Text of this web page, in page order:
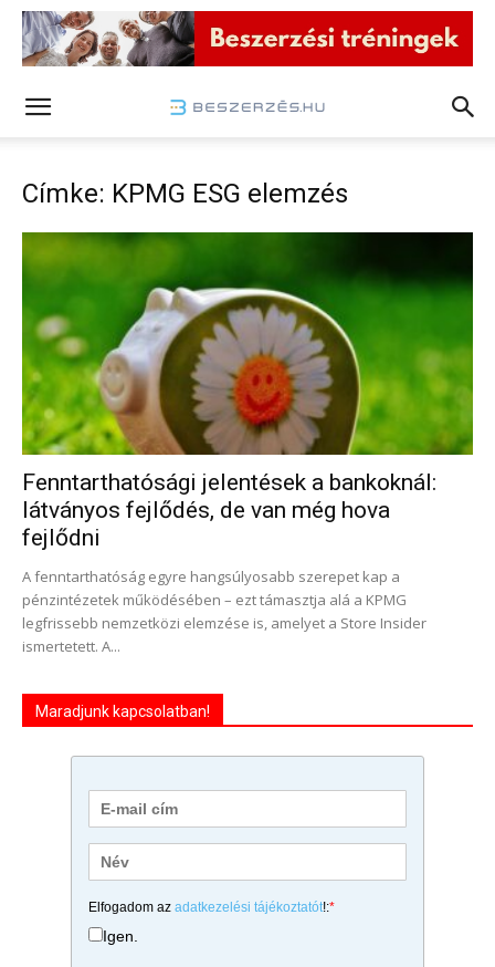
Címke: KPMG ESG elemzés
Fenntarthatósági jelentések a bankoknál:
látványos fejlődés, de van még hova
fejlődni
A fenntarthatóság egyre hangsúlyosabb szerepet kap a
pénzintézetek működésében – ezt támasztja alá a KPMG
legfrissebb nemzetközi elemzése is, amelyet a Store Insider
ismertetett. A...
Maradjunk kapcsolatban!
Elfogadom az adatkezelési tájékoztatót!:*
Igen.